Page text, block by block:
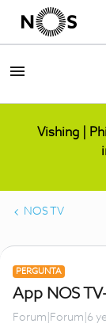
Vishing |
NOS TV
PERGUNTA
App NOS
Forum|Forum|6